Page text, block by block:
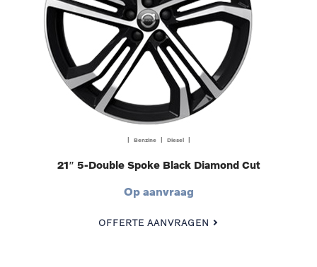
| Benzine | Diesel |
21″ 5-Double Spoke Black Diamond Cut
Op aanvraag
OFFERTE AANVRAGEN